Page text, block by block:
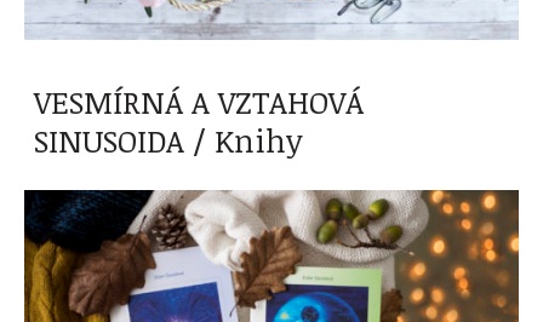
VESMÍRNÁ A VZTAHOVÁ
SINUSOIDA / Knihy